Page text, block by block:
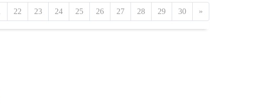
22 23 24 25 26 27 28 29 30 »